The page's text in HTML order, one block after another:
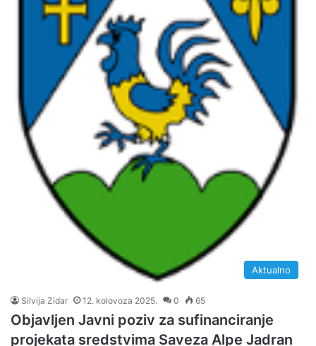
Aktualno
Silvija Zidar 12. kolovoza 2025. 0 65
Objavljen Javni poziv za sufinanciranje
projekata sredstvima Saveza Alpe Jadran